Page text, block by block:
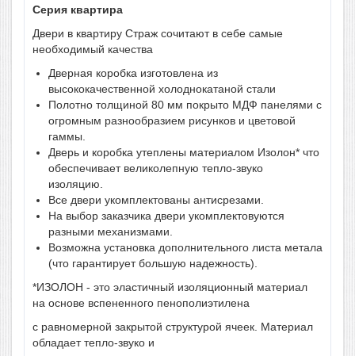
Серия квартира
Двери в квартиру Страж сочитают в себе самые
необходимый качества
Дверная коробка изготовлена из
высококачественной холоднокатаной стали
Полотно толщиной 80 мм покрыто МДФ панелями с
огромным разнообразием рисунков и цветовой
гаммы.
Дверь и коробка утеплены материалом Изолон* что
обеспечивает великолепную тепло-звуко
изоляцию.
Все двери укомплектованы антисрезами.
На выбор заказчика двери укомплектовуются
разными механизмами.
Возможна установка дополнительного листа метала
(что гарантирует большую надежность).
*ИЗОЛОН - это эластичный изоляционный материал
на основе вспененного пенополиэтилена
с равномерной закрытой структурой ячеек. Материал
обладает тепло-звуко и